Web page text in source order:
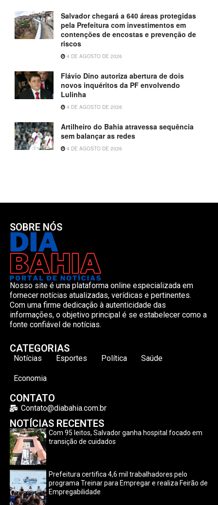
Salvador chegará a 640 áreas protegidas
pela Prefeitura com investimentos em
contenções de encostas e prevenção de
riscos
4 DE AGOSTO DE 2026
Flávio Dino autoriza abertura de dois
novos inquéritos da PF envolvendo
Lulinha
4 DE AGOSTO DE 2026
Artilheiro do Bahia atravessa sequência
sem balançar as redes
4 DE AGOSTO DE 2026
SOBRE NÓS
Nosso site é uma plataforma online especializada em
fornecer notícias atualizadas, verídicas e pertinentes.
Com uma firme dedicação à autenticidade das
informações, o objetivo principal é se estabelecer como a
fonte confiável de notícias.
CATEGORIAS
Notícias Esportes Política Saúde
Economia
CONTATO
Contato@diabahia.com.br
NOTÍCIAS RECENTES
Com 95 leitos, Salvador ganha hospital focado em
transição de cuidados
Prefeitura certifica 4,6 mil trabalhadores pelo
programa Treinar para Empregar e realiza Feirão de
Empregabilidade